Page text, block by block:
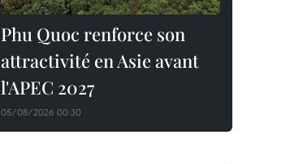
Phu Quoc renforce son
attractivité en Asie avant
l'APEC 2027
05/08/2026 00:30